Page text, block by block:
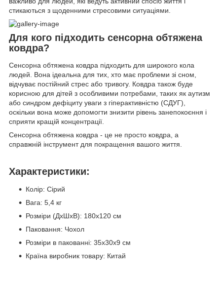
стикаються з щоденними стресовими ситуаціями.
Для кого підходить сенсорна обтяжена
ковдра?
Сенсорна обтяжена ковдра підходить для широкого кола
людей. Вона ідеальна для тих, хто має проблеми зі сном,
відчуває постійний стрес або тривогу. Ковдра також буде
корисною для дітей з особливими потребами, таких як аутизм
або синдром дефіциту уваги з гіперактивністю (СДУГ),
оскільки вона може допомогти знизити рівень занепокоєння і
сприяти кращій концентрації.
Сенсорна обтяжена ковдра - це не просто ковдра, а
справжній інструмент для покращення вашого життя.
Характеристики:
Колір: Сірий
Вага: 5,4 кг
Розміри (ДхШхВ): 180х120 см
Паковання: Чохол
Розміри в пакованні: 35х30х9 см
Країна виробник товару: Китай